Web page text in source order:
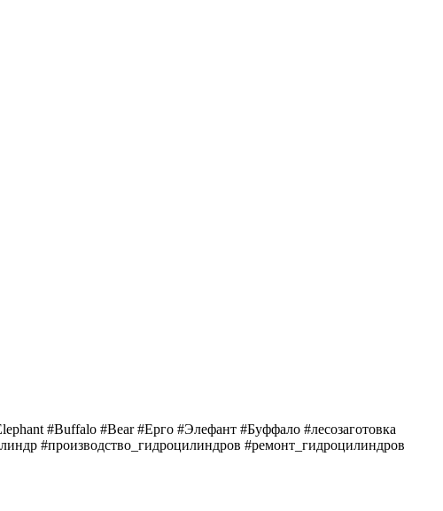
#Buffalo #Bear #Ерго #Элефант #Буффало #лесозаготовка
#производство_гидроцилиндров #ремонт_гидроцилиндров